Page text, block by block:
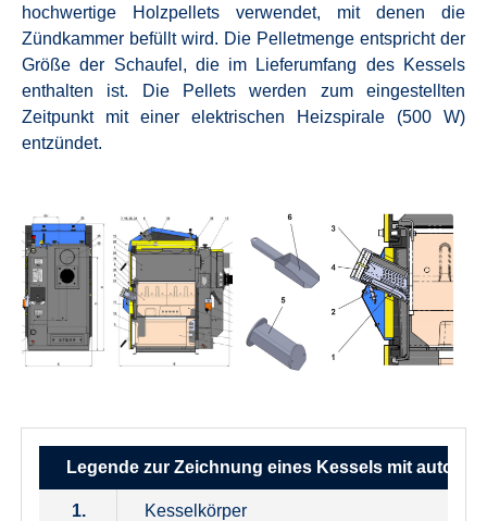
hochwertige Holzpellets verwendet, mit denen die
Zündkammer befüllt wird. Die Pelletmenge entspricht der
Größe der Schaufel, die im Lieferumfang des Kessels
enthalten ist.
Die Pellets werden zum eingestellten
Zeitpunkt mit einer elektrischen Heizspirale (500 W)
entzündet.
Legende zur Zeichnung eines Kessels mit
1. Kesselkörper